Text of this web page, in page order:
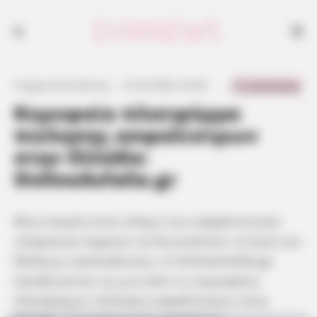
Kορυφαία πλατφόρμα
πώλησης ασφαλίστρων
στην Ελλάδα:
OnlineAsfalia.gr